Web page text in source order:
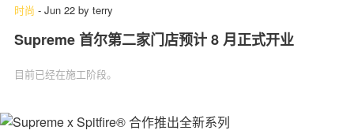
时尚 - Jun 22 by terry
Supreme 首尔第二家门店预计 8 月正式开业
目前已经在施工阶段。